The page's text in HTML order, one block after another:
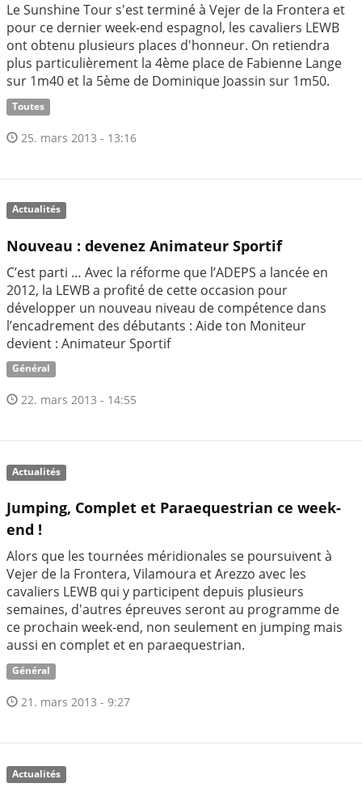
Le Sunshine Tour s'est terminé à Vejer de la Frontera et
pour ce dernier week-end espagnol, les cavaliers LEWB
ont obtenu plusieurs places d'honneur. On retiendra
plus particulièrement la 4ème place de Fabienne Lange
sur 1m40 et la 5ème de Dominique Joassin sur 1m50.
Toutes
25. mars 2013 - 13:16
Actualités
Nouveau : devenez Animateur Sportif
C’est parti … Avec la réforme que l’ADEPS a lancée en
2012, la LEWB a profité de cette occasion pour
développer un nouveau niveau de compétence dans
l’encadrement des débutants : Aide ton Moniteur
devient : Animateur Sportif
Général
22. mars 2013 - 14:55
Actualités
Jumping, Complet et Paraequestrian ce week-
end !
Alors que les tournées méridionales se poursuivent à
Vejer de la Frontera, Vilamoura et Arezzo avec les
cavaliers LEWB qui y participent depuis plusieurs
semaines, d'autres épreuves seront au programme de
ce prochain week-end, non seulement en jumping mais
aussi en complet et en paraequestrian.
Général
21. mars 2013 - 9:27
Actualités